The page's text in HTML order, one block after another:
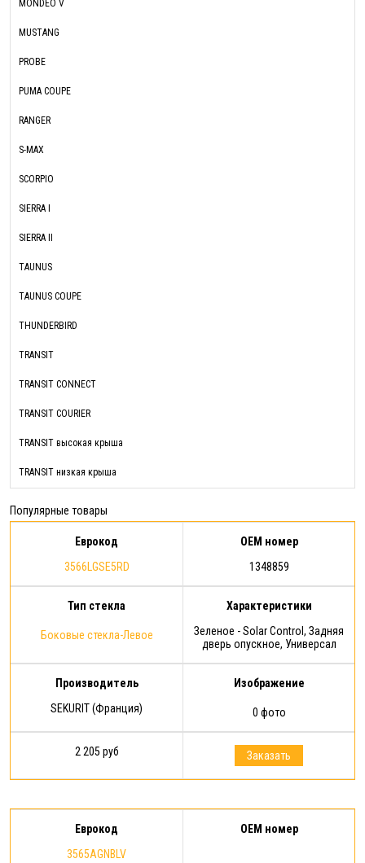
MONDEO V
MUSTANG
PROBE
PUMA COUPE
RANGER
S-MAX
SCORPIO
SIERRA I
SIERRA II
TAUNUS
TAUNUS COUPE
THUNDERBIRD
TRANSIT
TRANSIT CONNECT
TRANSIT COURIER
TRANSIT высокая крыша
TRANSIT низкая крыша
Популярные товары
Еврокод
3566LGSE5RD
OEM номер
1348859
Тип стекла
Боковые стекла-Левое
Характеристики
Зеленое - Solar Control, Задняя
дверь опускное, Универсал
Производитель
SEKURIT (Франция)
Изображение
0 фото
2 205 руб Заказать
Еврокод
3565AGNBLV
OEM номер